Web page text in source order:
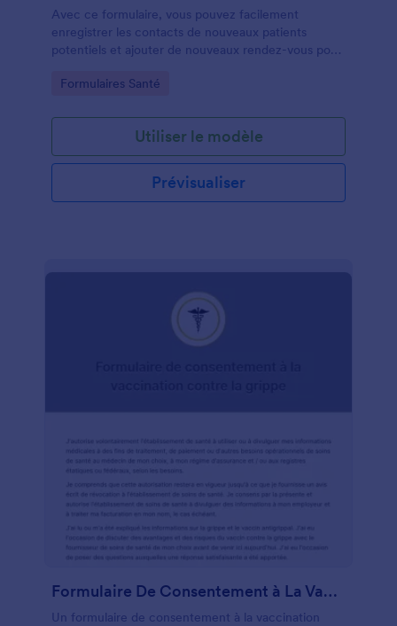
Avec ce formulaire, vous pouvez facilement
enregistrer les contacts de nouveaux patients
potentiels et ajouter de nouveaux rendez-vous pour
principaux diagnostics, traitements et objectifs.
Go to Category:
Formulaires Santé
Utiliser le modèle
Prévisualiser
Formulaire De Consentement à La Vaccination Contre La Grippe
Un formulaire de consentement à la vaccination